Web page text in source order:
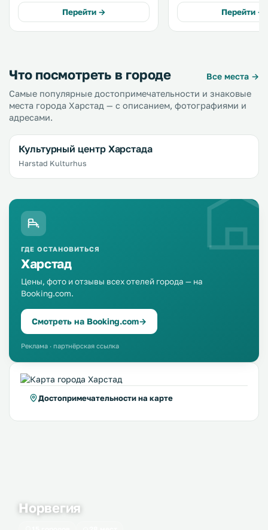
телевизором с плоским экраном. .
Перейти → Перейти →
Что посмотреть в городе
Все места →
Самые популярные достопримечательности и знаковые
места города Харстад — с описанием, фотографиями и
адресами.
Культурный центр Харстада
Harstad Kulturhus
ГДЕ ОСТАНОВИТЬСЯ
Харстад
Цены, фото и отзывы всех отелей города — на
Booking.com.
Смотреть на Booking.com→
Реклама · партнёрская ссылка
Достопримечательности на карте
Норвегия